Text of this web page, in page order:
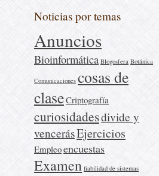
Noticias por temas
Anuncios
Bioinformática Blogosfera Botánica
Comunicaciones cosas de
claseCriptografía
curiosidadesdivide y
vencerásEjercicios
Empleoencuestas
Examen fiabilidad de sistemas